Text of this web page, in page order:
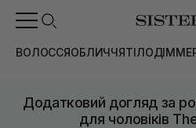
ВОЛОССЯОБЛИЧЧЯТІЛОДІМ
Додатковий догляд за
для чоловіків